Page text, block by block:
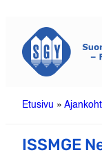
sisältöön
Etusivu »
ISSMGE